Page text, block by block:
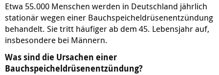
Etwa 55.000 Menschen werden in Deutschland jährlich
stationär wegen einer Bauchspeicheldrüsenentzündung
behandelt. Sie tritt häufiger ab dem 45. Lebensjahr auf,
insbesondere bei Männern.
Was sind die Ursachen einer
Bauchspeicheldrüsenentzündung?